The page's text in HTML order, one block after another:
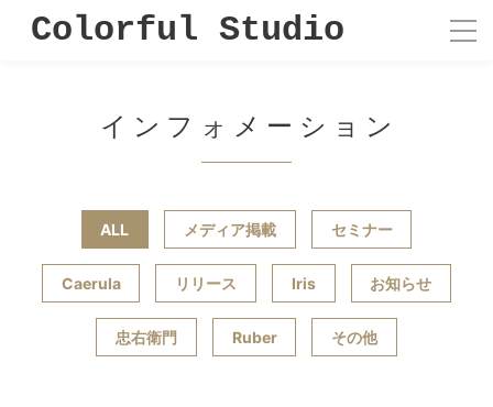
Colorful Studio
インフォメーション
ALL メディア掲載 セミナー
Caerula リリース Iris お知らせ
忠右衛門 Ruber その他